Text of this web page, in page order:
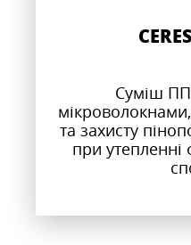
Суміш
та захисту
при утепленні